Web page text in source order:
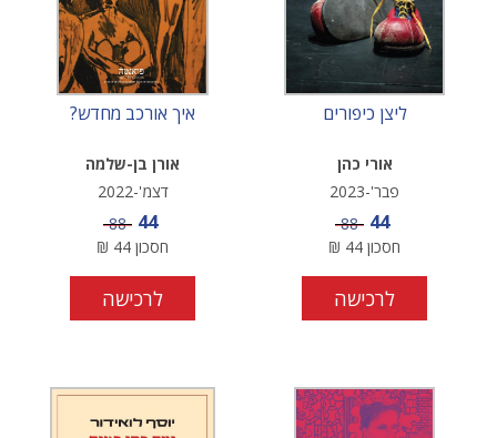
ליצן כיפורים
אורי כהן
פבר'-2023
מחיר מבצע
44 מחיר
88
חסכון 44
₪
לרכישה
איך אורכב מחדש?
אורן בן-שלמה
דצמ'-2022
מחיר מבצע
44 מחיר
88
חסכון 44
₪
לרכישה